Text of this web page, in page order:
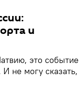
и
это событие
не могу сказать,